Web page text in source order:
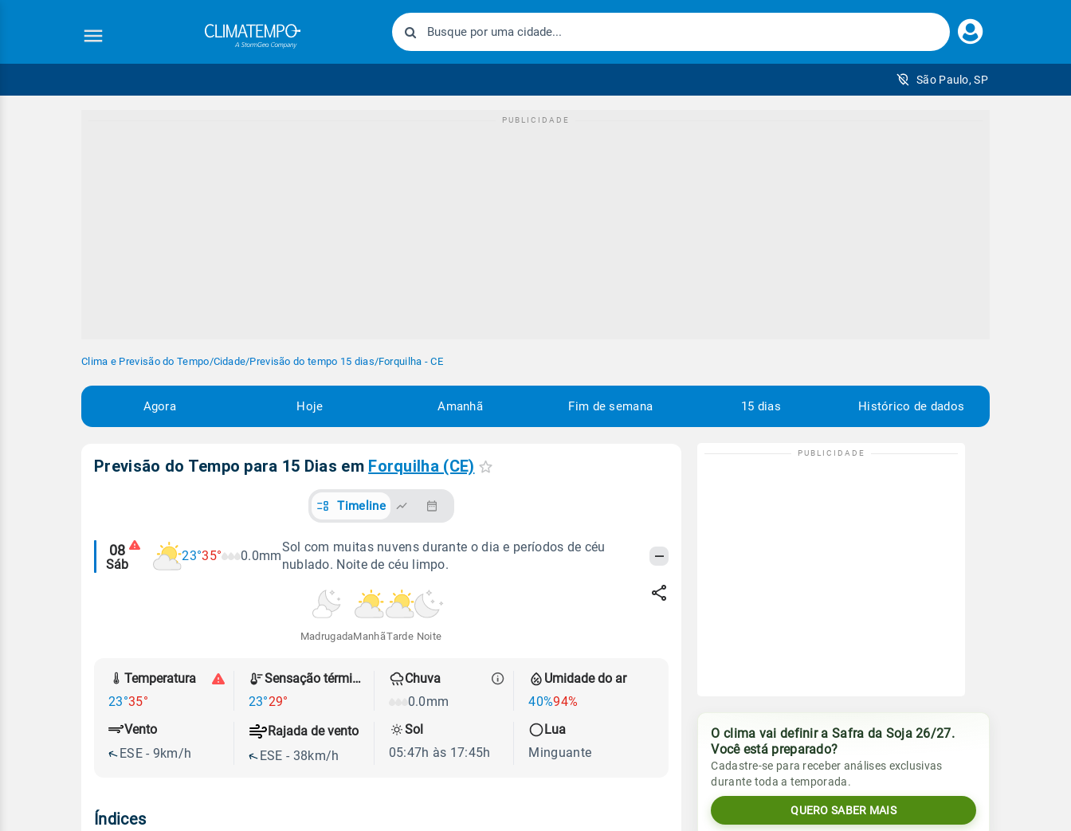
Faça
seu
São Paulo, SP
Clima e Previsão do Tempo/Cidade/Previsão do tempo 15 dias/Forquilha - CE
Agora Hoje Amanhã Fim de semana 15 dias Histórico de dados
Previsão do Tempo para 15 Dias em Forquilha (CE)
Timeline
Alertas
meteorológicos
08
Sáb
23°35° 0.0mm
Sol com muitas nuvens durante o dia e períodos de céu
nublado. Noite de céu limpo.
MadrugadaManhãTarde Noite
Temperatura
23°35°
Sensação térmica
23°29°
Chuva
0.0mm
Umidade do ar
40%94%
Vento
ESE - 9km/h
Rajada de vento
ESE - 38km/h
Sol
05:47h às 17:45h
Lua
Minguante
Índices
O clima vai definir a Safra da Soja 26/27.
Você está preparado?
Cadastre-se para receber análises exclusivas
durante toda a temporada.
QUERO SABER MAIS